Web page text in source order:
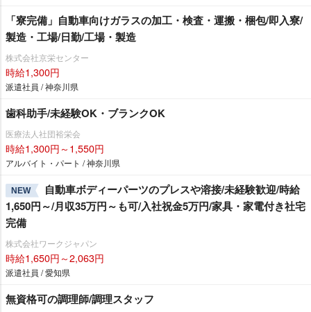
「寮完備」自動車向けガラスの加工・検査・運搬・梱包/即入寮/
製造・工場/日勤/工場・製造
株式会社京栄センター
時給1,300円
派遣社員 / 神奈川県
歯科助手/未経験OK・ブランクOK
医療法人社団裕栄会
時給1,300円～1,550円
アルバイト・パート / 神奈川県
NEW
自動車ボディーパーツのプレスや溶接/未経験歓迎/時給
1,650円～/月収35万円～も可/入社祝金5万円/家具・家電付き社宅
完備
株式会社ワークジャパン
時給1,650円～2,063円
派遣社員 / 愛知県
無資格可の調理師/調理スタッフ